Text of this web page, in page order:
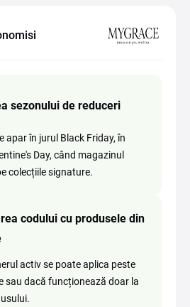
sezonului de reduceri
apar în jurul Black Friday, în
Day, când magazinul
colecțiile signature.
codului cu produsele din
activ se poate aplica peste
sau dacă funcționează doar la